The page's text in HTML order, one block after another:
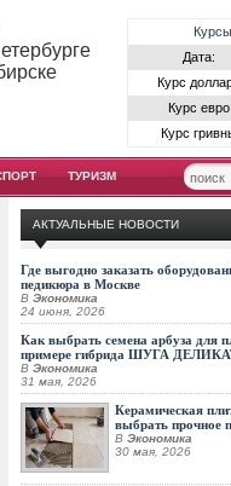
Дата:
Курс
Курс евро
Курс
ТУРИЗМ
АКТУАЛЬНЫЕ НОВОСТИ
Где выгодно заказать
педикюра в Москве
В Экономика
24 июня, 2026
Как выбрать семена арбуза для
примере гибрида ШУГА
В Экономика
31 мая, 2026
Керамическая
выбрать прочное
В Экономика
30 мая, 2026